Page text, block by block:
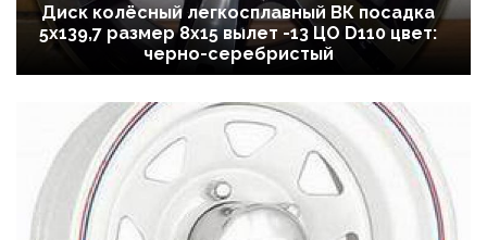
Диск колёсный легкосплавный ВК посадка
5x139,7 размер 8х15 вылет -13 ЦО D110 цвет:
черно-серебристый